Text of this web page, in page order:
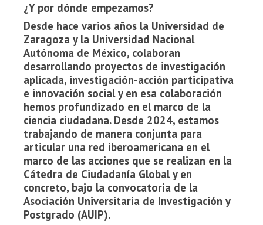
¿Y por dónde empezamos?
Desde hace varios años la Universidad de
Zaragoza y la Universidad Nacional
Autónoma de México, colaboran
desarrollando proyectos de investigación
aplicada, investigación-acción participativa
e innovación social y en esa colaboración
hemos profundizado en el marco de la
ciencia ciudadana. Desde 2024, estamos
trabajando de manera conjunta para
articular una red iberoamericana en el
marco de las acciones que se realizan en la
Cátedra de Ciudadanía Global y en
concreto, bajo la convocatoria de la
Asociación Universitaria de Investigación y
Postgrado (AUIP).